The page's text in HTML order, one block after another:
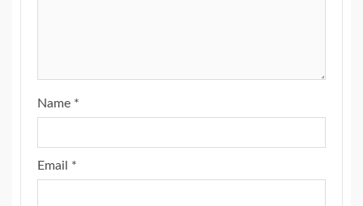
Name *
Email *